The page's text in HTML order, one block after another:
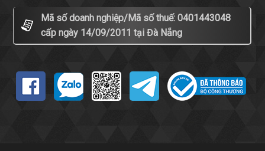
Mã số doanh nghiệp/Mã số thuế: 0401443048
cấp ngày 14/09/2011 tại Đà Nẵng